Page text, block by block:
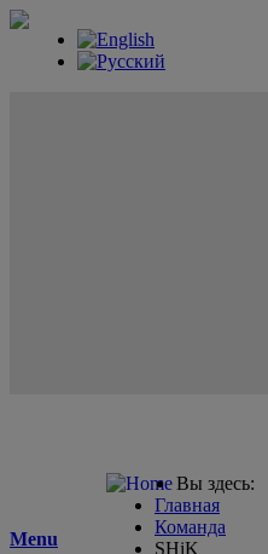
Menu
Вы здесь:
Главная
Команда
SHiK